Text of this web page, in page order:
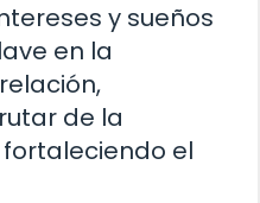
y sueños
en la
de la
el